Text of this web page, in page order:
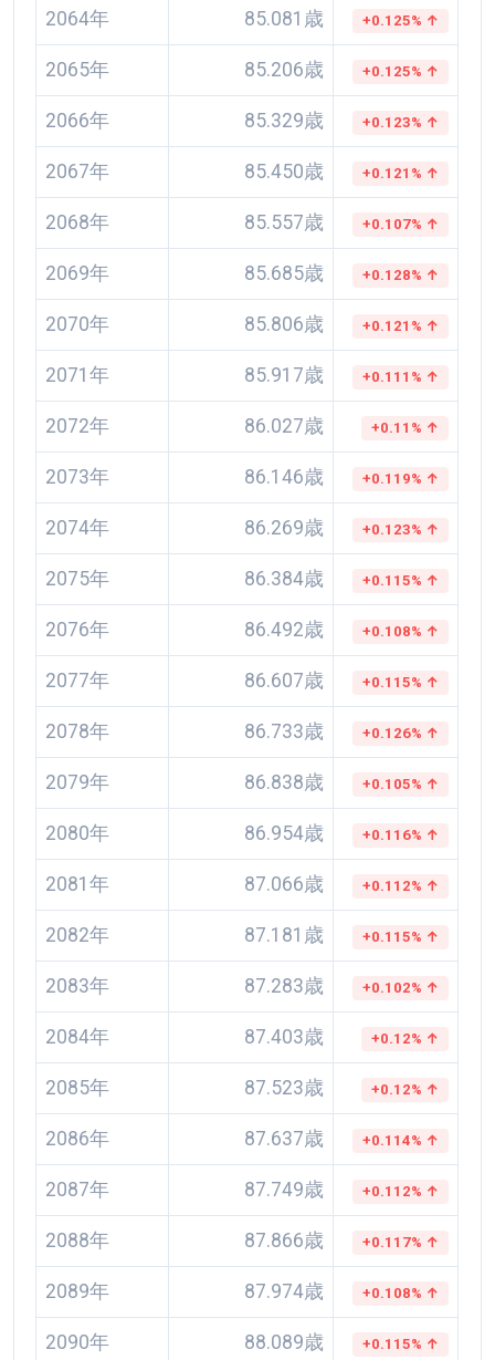
2064年 85.081歳 +0.125% ↑
2065年 85.206歳 +0.125% ↑
2066年 85.329歳 +0.123% ↑
2067年 85.450歳 +0.121% ↑
2068年 85.557歳 +0.107% ↑
2069年 85.685歳 +0.128% ↑
2070年 85.806歳 +0.121% ↑
2071年 85.917歳 +0.111% ↑
2072年 86.027歳 +0.11% ↑
2073年 86.146歳 +0.119% ↑
2074年 86.269歳 +0.123% ↑
2075年 86.384歳 +0.115% ↑
2076年 86.492歳 +0.108% ↑
2077年 86.607歳 +0.115% ↑
2078年 86.733歳 +0.126% ↑
2079年 86.838歳 +0.105% ↑
2080年 86.954歳 +0.116% ↑
2081年 87.066歳 +0.112% ↑
2082年 87.181歳 +0.115% ↑
2083年 87.283歳 +0.102% ↑
2084年 87.403歳 +0.12% ↑
2085年 87.523歳 +0.12% ↑
2086年 87.637歳 +0.114% ↑
2087年 87.749歳 +0.112% ↑
2088年 87.866歳 +0.117% ↑
2089年 87.974歳 +0.108% ↑
2090年 88.089歳 +0.115% ↑